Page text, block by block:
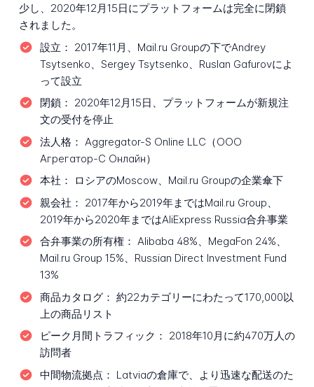
少し、2020年12月15日にプラットフォームは完全に閉鎖
されました。
設立： 2017年11月、Mail.ru Groupの下でAndrey
Tsytsenko、Sergey Tsytsenko、Ruslan Gafurovによ
って設立
閉鎖： 2020年12月15日、プラットフォームが新規注
文の受付を停止
法人格： Aggregator-S Online LLC（ООО
Агрегатор-С Онлайн）
本社：
ロシアのMoscow、Mail.ru Groupの企業傘下
親会社： 2017年から2019年まではMail.ru Group、
2019年から2020年まではAliExpress Russia合弁事業
合弁事業の所有権： Alibaba 48%、MegaFon 24%、
Mail.ru Group 15%、Russian Direct Investment Fund
13%
商品カタログ： 約22カテゴリーにわたって170,000以
上の商品リスト
ピーク月間トラフィック： 2018年10月に約470万人の
訪問者
中間物流拠点： Latviaの倉庫で、より迅速な配送のた